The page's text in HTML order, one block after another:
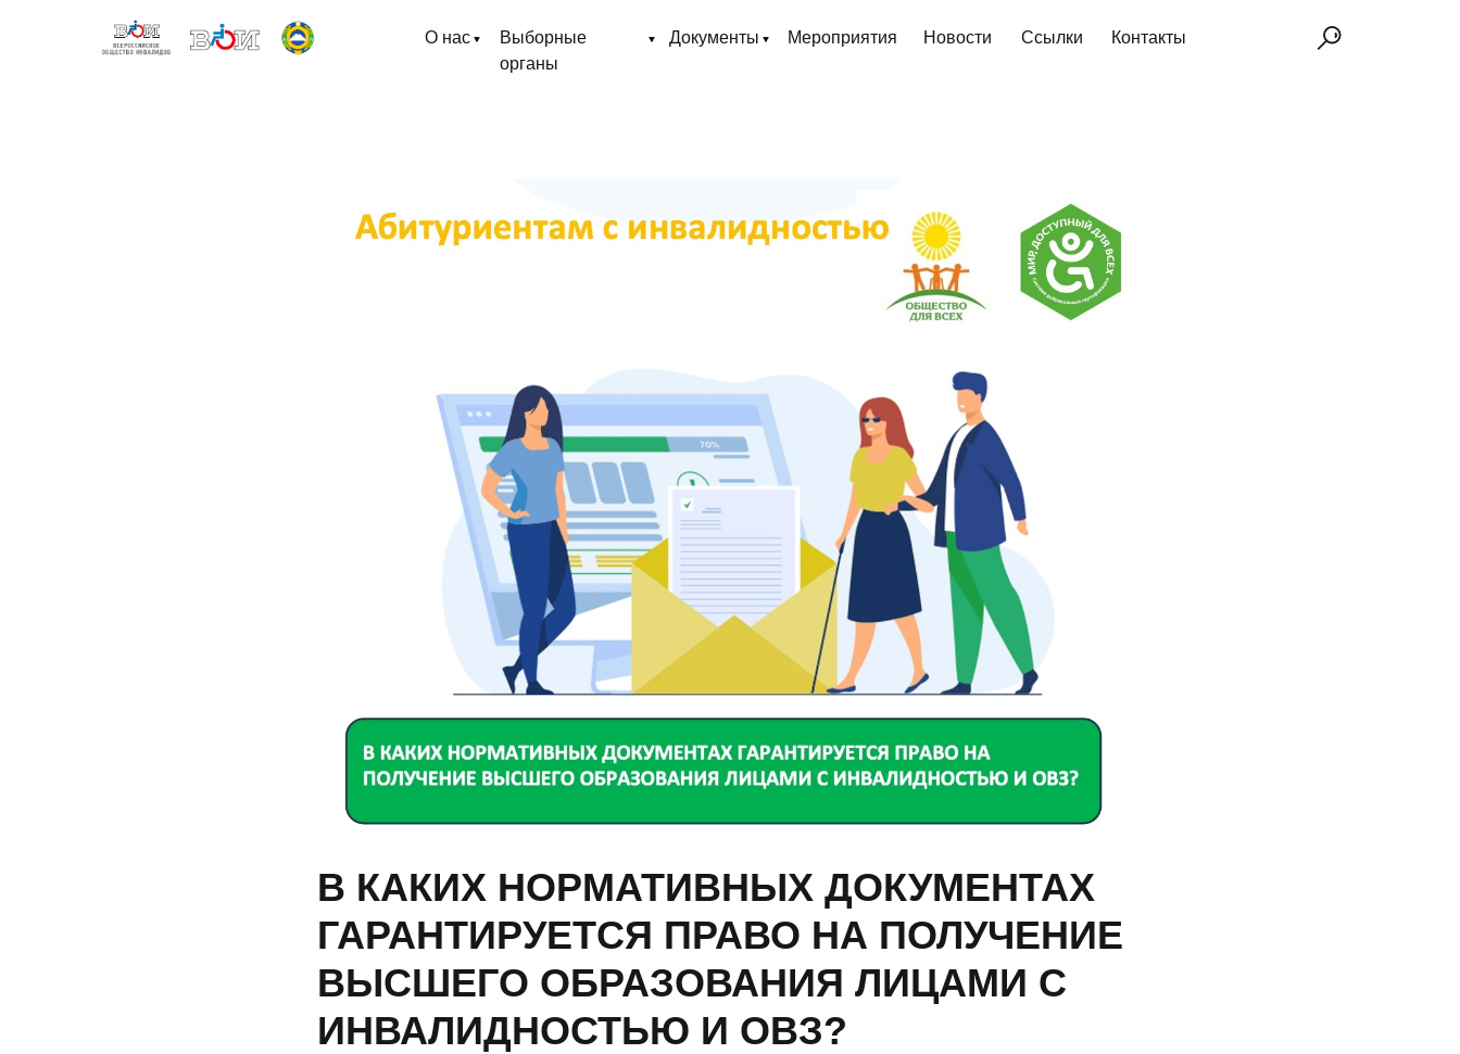
О нас
Выборные
органы
Документы Мероприятия Новости Ссылки Контакты
В КАКИХ НОРМАТИВНЫХ ДОКУМЕНТАХ
ГАРАНТИРУЕТСЯ ПРАВО НА ПОЛУЧЕНИЕ
ВЫСШЕГО ОБРАЗОВАНИЯ ЛИЦАМИ С
ИНВАЛИДНОСТЬЮ И ОВЗ?